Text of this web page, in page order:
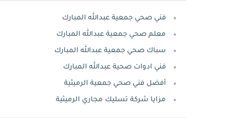
فني صحي جمعية عبدالله المبارك
معلم صحي جمعية عبدالله المبارك
سباك صحي جمعية عبدالله المبارك
فني ادوات صحية عبدالله المبارك
أفضل فني صحي جمعية الرميثية
مزايا شركة تسليك مجاري الرميثية